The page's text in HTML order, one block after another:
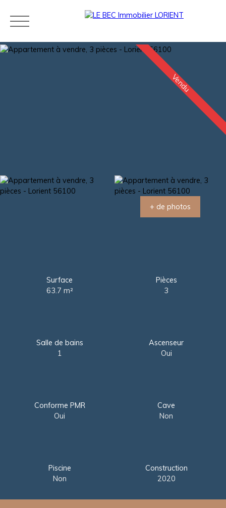
Contact Estimation
Vendu
+ de photos
Surface
63.7 m²
Pièces
3
Salle de bains
1
Ascenseur
Oui
Conforme PMR
Oui
Cave
Non
Piscine
Non
Construction
2020